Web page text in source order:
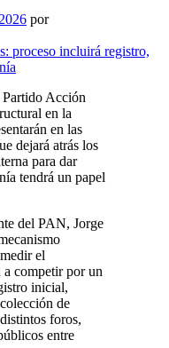
por
Partido Acción
en la
en las
dejará atrás los
para dar
tendrá un papel
del PAN, Jorge
el
a competir por un
inicial,
de
foros,
entre